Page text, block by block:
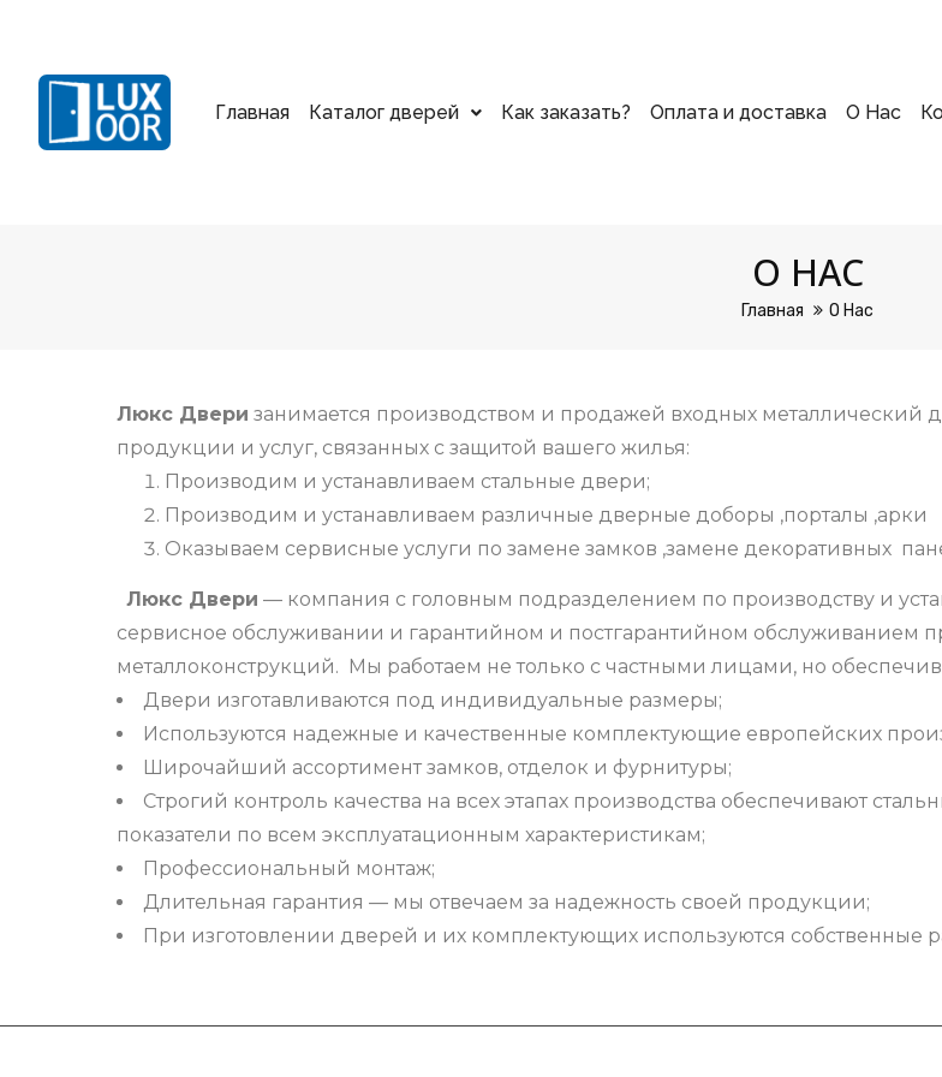
Главная Каталог дверей Как заказать? Оплата и доставка О Нас
О НАС
Главная О Нас
Люкс Двери занимается производством и продажей входных металлический
продукции и услуг, связанных c защитой вашего жилья:
Производим и устанавливаем стальные двери;
Производим и устанавливаем различные дверные доборы ,порталы ,арки
Оказываем сервисные услуги по замене замков ,замене декоративных
Люкс Двери — компания с головным подразделением по производству и
сервисное обслуживании и гарантийном и постгарантийном обслуживанием
металлоконструкций. Мы работаем не только с частными лицами, но
Двери изготавливаются под индивидуальные размеры;
Используются надежные и качественные комплектующие европейских
Широчайший ассортимент замков, отделок и фурнитуры;
Строгий контроль качества на всех этапах производства обеспечивают
показатели по всем эксплуатационным характеристикам;
Профессиональный монтаж;
Длительная гарантия — мы отвечаем за надежность своей продукции;
При изготовлении дверей и их комплектующих используются собственные